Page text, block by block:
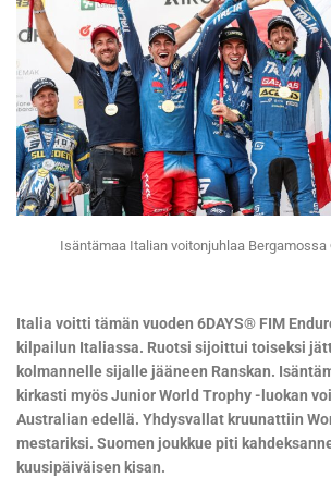
Isäntämaa Italian voitonjuhlaa
Italia voitti tämän vuoden 6DAYS® FIM
kilpailun Italiassa. Ruotsi sijoittui toiseksi
kolmannelle sijalle jääneen Ranskan.
kirkasti myös Junior World Trophy -luokan
Australian edellä. Yhdysvallat kruunattiin
mestariksi. Suomen joukkue piti
kuusipäiväisen kisan.